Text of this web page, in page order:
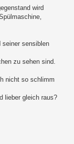
wird
seiner sensiblen
zu sehen sind.
nicht so schlimm
lieber gleich raus?